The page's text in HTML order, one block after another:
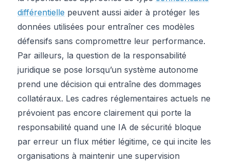
différentielle peuvent aussi aider à protéger les
données utilisées pour entraîner ces modèles
défensifs sans compromettre leur performance.
Par ailleurs, la question de la responsabilité
juridique se pose lorsqu’un système autonome
prend une décision qui entraîne des dommages
collatéraux. Les cadres réglementaires actuels ne
prévoient pas encore clairement qui porte la
responsabilité quand une IA de sécurité bloque
par erreur un flux métier légitime, ce qui incite les
organisations à maintenir une supervision